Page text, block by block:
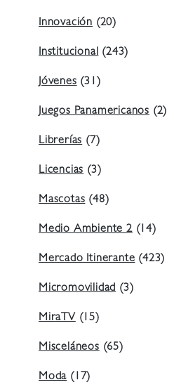
Innovación (20)
Institucional (243)
Jóvenes (31)
Juegos Panamericanos (2)
Librerías (7)
Licencias (3)
Mascotas (48)
Medio Ambiente 2(14)
Mercado Itinerante (423)
Micromovilidad (3)
MiraTV (15)
Misceláneos (65)
Moda (17)